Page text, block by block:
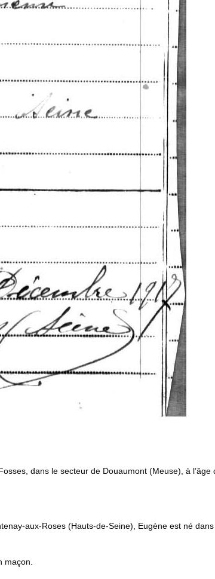
dans le secteur de Douaumont (Meuse), à l’âge
aux-Roses (Hauts-de-Seine), Eugène est né
maçon.